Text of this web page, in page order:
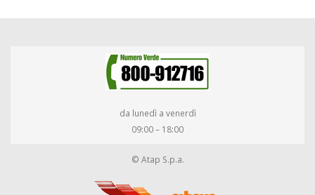
da lunedì a venerdì
09:00 – 18:00
© Atap S.p.a.